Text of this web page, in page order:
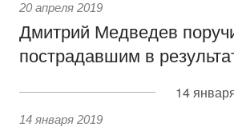
20 апреля 2019
Дмитрий Медведев
пострадавшим в
14
14 января 2019